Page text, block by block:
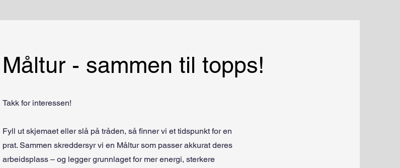
Måltur - sammen til topps!
Takk for interessen!
Fyll ut skjemaet eller slå på tråden, så finner vi et tidspunkt for en
prat. Sammen skreddersyr vi en Måltur som passer akkurat deres
arbeidsplass – og legger grunnlaget for mer energi, sterkere